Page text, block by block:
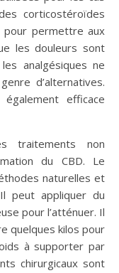
corticostéroïdes
pour permettre aux
les douleurs sont
analgésiques ne
d’alternatives.
également efficace
traitements non
du CBD. Le
naturelles et
peut appliquer du
pour l’atténuer. Il
quelques kilos pour
à supporter par
chirurgicaux sont